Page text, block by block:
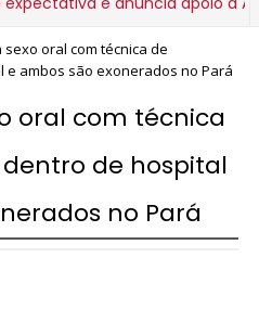
oral com técnica de
ambos são exonerados no Pará
oral com técnica
de hospital
no Pará